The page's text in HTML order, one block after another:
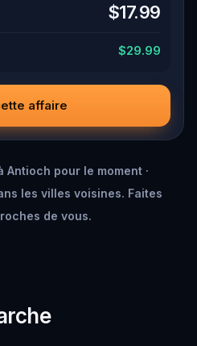
$17.99
$29.99
affaire
pour le moment ·
les villes voisines. Faites
de vous.